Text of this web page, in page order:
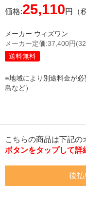
価格:25,110円（
メーカー:ウィズワン
メーカー定価:37,400円
送料無料
※地域により別途料金が
島など）
こちらの商品は下記の
ボタンをタップして詳
後